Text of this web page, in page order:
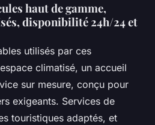
haut de gamme,
disponibilité 24h/24 et
utilisés par ces
climatisé, un accueil
sur mesure, conçu pour
exigeants. Services de
touristiques adaptés, et